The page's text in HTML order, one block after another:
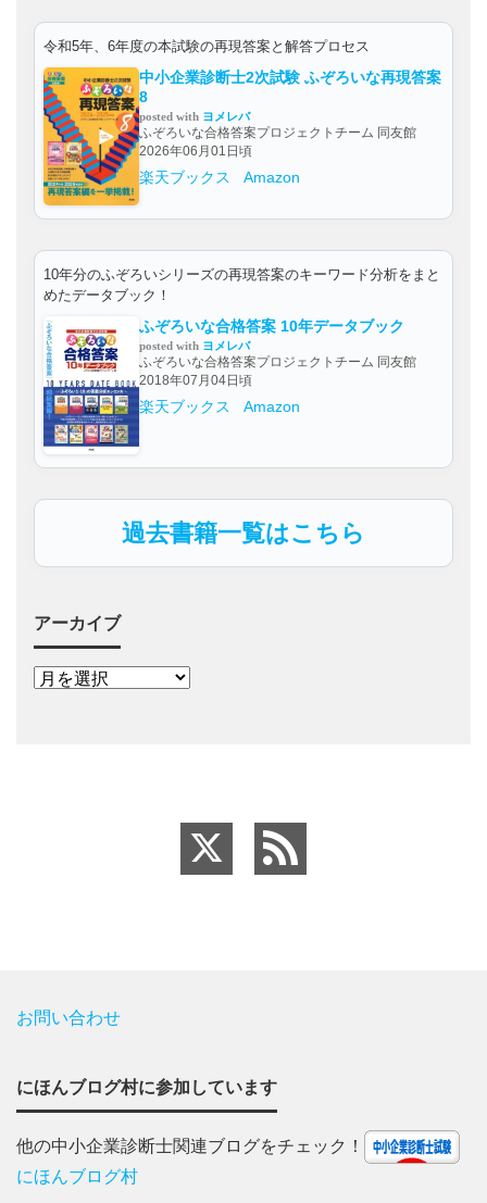
令和5年、6年度の本試験の再現答案と解答プロセス
中小企業診断士2次試験 ふぞろいな再現答案
8
posted with ヨメレバ
ふぞろいな合格答案プロジェクトチーム 同友館
2026年06月01日頃
楽天ブックス Amazon
10年分のふぞろいシリーズの再現答案のキーワード分析をまと
めたデータブック！
ふぞろいな合格答案 10年データブック
posted with ヨメレバ
ふぞろいな合格答案プロジェクトチーム 同友館
2018年07月04日頃
楽天ブックス Amazon
過去書籍一覧はこちら
アーカイブ
お問い合わせ
にほんブログ村に参加しています
他の中小企業診断士関連ブログをチェック！
にほんブログ村